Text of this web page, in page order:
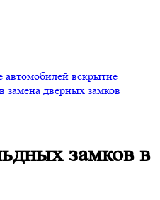
автомобилей вскрытие
замена дверных замков
замков в